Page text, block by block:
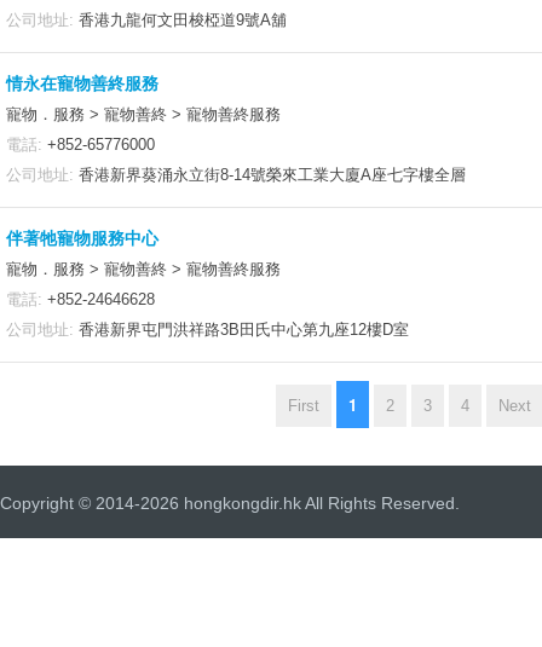
公司地址: 香港九龍何文田梭椏道9號A舖
情永在寵物善終服務
寵物．服務 > 寵物善終 > 寵物善終服務
電話: +852-65776000
公司地址: 香港新界葵涌永立街8-14號榮來工業大廈A座七字樓全層
伴著牠寵物服務中心
寵物．服務 > 寵物善終 > 寵物善終服務
電話: +852-24646628
公司地址: 香港新界屯門洪祥路3B田氏中心第九座12樓D室
First 1 2 3 4 Next
Copyright © 2014-2026 hongkongdir.hk All Rights Reserved.